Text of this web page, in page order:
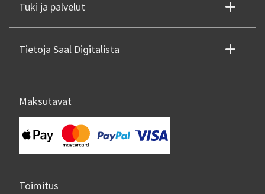
Tuki ja palvelut
Tietoja Saal Digitalista
Maksutavat
Toimitus